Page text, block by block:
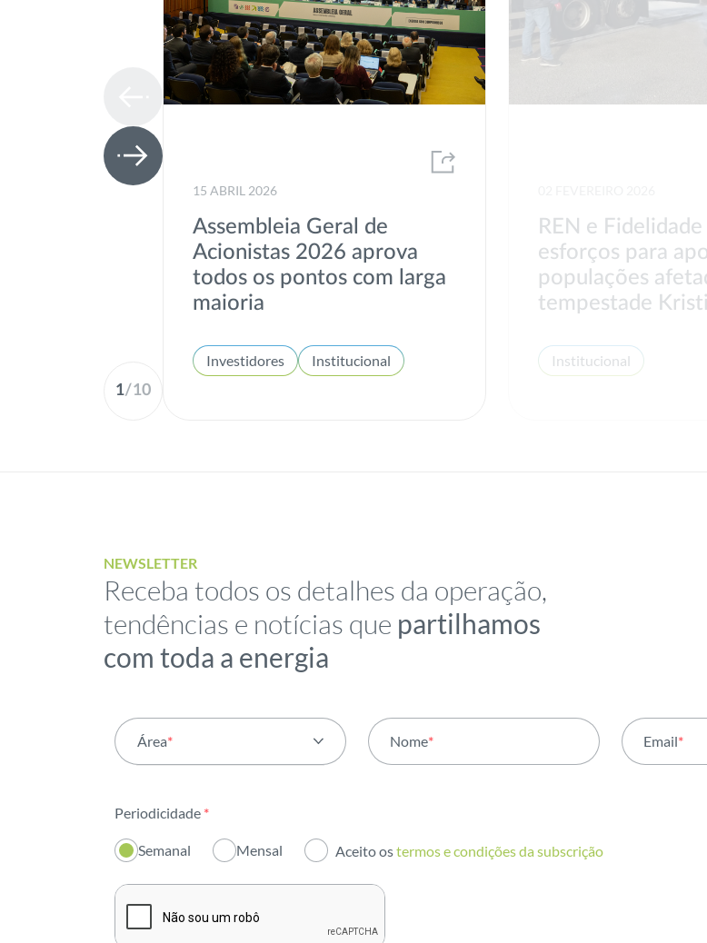
1/10
15 ABRIL 2026
Assembleia Geral de
Acionistas 2026 aprova
todos os pontos com larga
maioria
Investidores Institucional
REN e
esforços para
populações
tempestade
Institucional
NEWSLETTER
Receba todos os detalhes da operação,
tendências e notícias que partilhamos
com toda a energia
Área*
Institucional
Sustentabilidade
Nome* Email*
Periodicidade *
Semanal Mensal Aceito ostermos e condições da subscrição